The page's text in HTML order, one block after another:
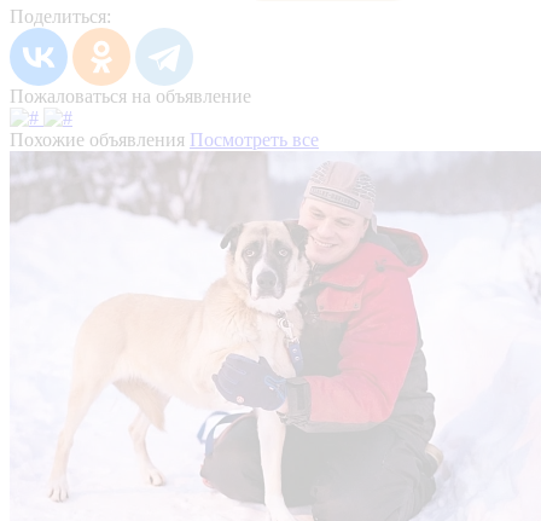
Поделиться:
Пожаловаться на объявление
Похожие объявления Посмотреть все